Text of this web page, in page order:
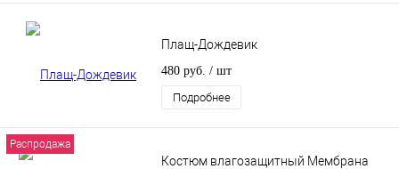
Плащ-Дождевик
480 руб. / шт
Подробнее
Распродажа
Костюм влагозащитный Мембрана